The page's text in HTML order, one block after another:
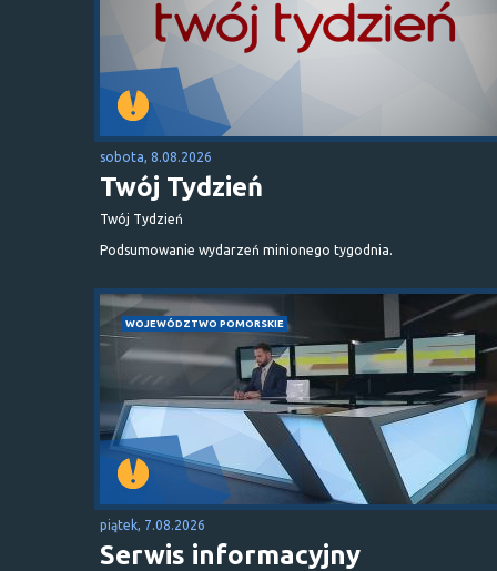
sobota, 8.08.2026
Twój Tydzień
Twój Tydzień
Podsumowanie wydarzeń minionego tygodnia.
WOJEWÓDZTWO POMORSKIE
piątek, 7.08.2026
Serwis informacyjny